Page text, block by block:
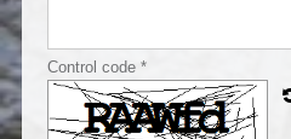
Control code *